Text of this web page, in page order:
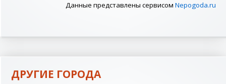
Данные представлены сервисом Nepogoda.ru
ДРУГИЕ ГОРОДА